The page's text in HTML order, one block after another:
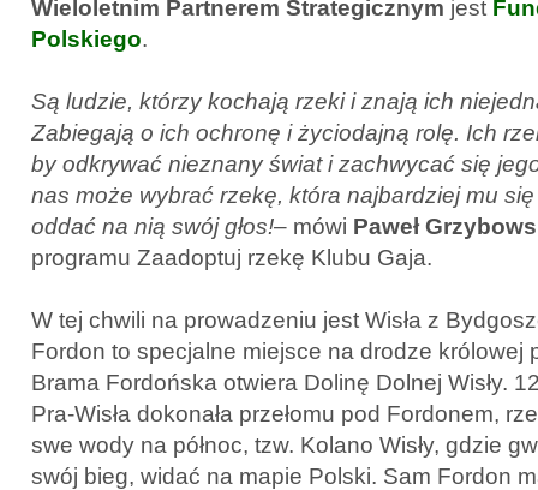
Wieloletnim Partnerem Strategicznym jest
Polskiego.
Są ludzie, którzy kochają rzeki i znają ich
Zabiegają o ich ochronę i życiodajną rolę. Ich
by odkrywać nieznany świat i zachwycać się
nas może wybrać rzekę, która najbardziej mu
oddać na nią swój głos!– mówi Paweł
programu Zaadoptuj rzekę Klubu Gaja.
W tej chwili na prowadzeniu jest Wisła z
Fordon to specjalne miejsce na drodze królowej
Brama Fordońska otwiera Dolinę Dolnej Wisły.
Pra-Wisła dokonała przełomu pod Fordonem,
swe wody na północ, tzw. Kolano Wisły, gdzie
swój bieg, widać na mapie Polski. Sam Fordon